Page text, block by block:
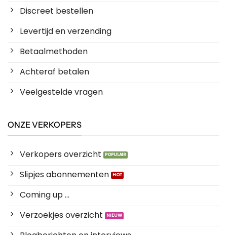
Discreet bestellen
Levertijd en verzending
Betaalmethoden
Achteraf betalen
Veelgestelde vragen
ONZE VERKOPERS
Verkopers overzicht
Slipjes abonnementen
Coming up ...
Verzoekjes overzicht